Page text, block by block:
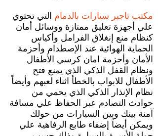
مكتب تاجير سيارات بالدمام التي تحتوي
علي أجهزة تعليق ممتازة ووسائل أمان
كنظام منع إنغلاق الفرامل وأكياس
الحماية الهوائية عند الإصطدام وأحزمة
الأمان وأحزمة امان كرسي الأطفال
ونظام القفل الذكي الذي يمنع فتح
الأطفال للابواب بالخطأ اثناء لعبهم وأيضاً
نظام الإنذار الذكي الذي يحمي من
حوادث التصادم عبر الحفاظ علي مسافة
آمنة بينك وبين السيارات من حولك
ويمكن أيضاً إضفاء طابع الرفاهية علي